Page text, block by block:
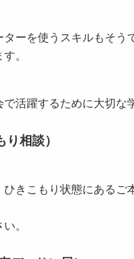
ーを使うスキルもそう
。
活躍するために大切な
相談）
きこもり状態にあるご
。